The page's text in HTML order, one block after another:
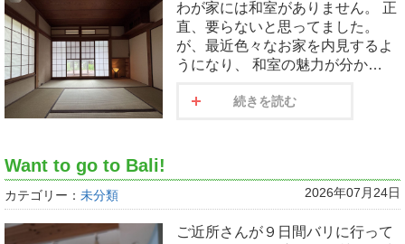
わが家には和室がありません。 正
直、要らないと思ってました。
が、最近色々なお家を内見するよ
うになり、 和室の魅力が分か…
続きを読む
Want to go to Bali!
カテゴリー： 未分類 2026年07月24日
ご近所さんが９日間バリに行って